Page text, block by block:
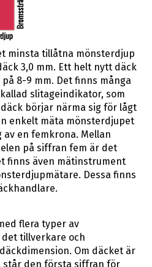
minsta tillåtna mönsterdjup
3,0 mm. Ett helt nytt däck
8-9 mm. Det finns många
slitageindikator, som
börjar närma sig för lågt
enkelt mäta mönsterdjupet
av en femkrona. Mellan
på siffran fem är det
finns även mätinstrument
Dessa finns
flera typer av
det tillverkare och
Om däcket är
står den första siffran för